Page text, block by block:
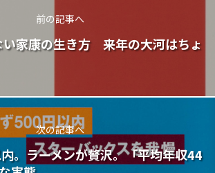
前の記事へ
い家康の生き方 来年の大河はちょ
次の記事へ
。ラーメンが贅沢。「平均年収44